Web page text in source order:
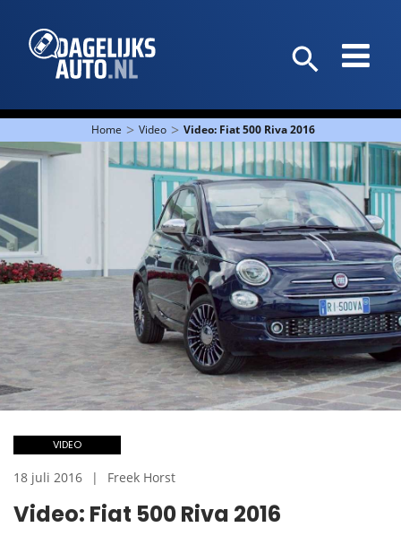
Home > Video > Video: Fiat 500 Riva 2016
Video: Fiat 500 Riva 2016
VIDEO
18 juli 2016 Freek Horst